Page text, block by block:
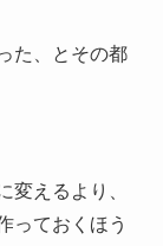
た、とその都
変えるより、
っておくほう